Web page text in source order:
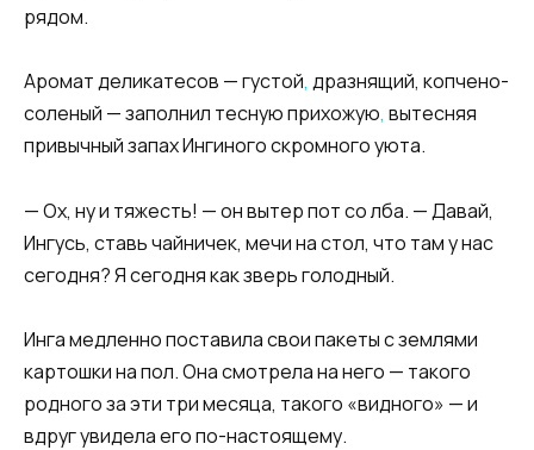
рядом.
Аромат деликатесов — густой, дразнящий, копчено-
соленый — заполнил тесную прихожую, вытесняя
привычный запах Ингиного скромного уюта.
— Ох, ну и тяжесть! — он вытер пот со лба. — Давай,
Ингусь, ставь чайничек, мечи на стол, что там у нас
сегодня? Я сегодня как зверь голодный.
Инга медленно поставила свои пакеты с землями
картошки на пол. Она смотрела на него — такого
родного за эти три месяца, такого «видного» — и
вдруг увидела его по-настоящему.